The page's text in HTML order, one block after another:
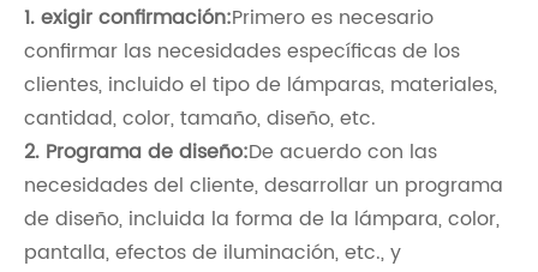
1. exigir confirmación:Primero es necesario
confirmar las necesidades específicas de los
clientes, incluido el tipo de lámparas, materiales,
cantidad, color, tamaño, diseño, etc.
2. Programa de diseño:De acuerdo con las
necesidades del cliente, desarrollar un programa
de diseño, incluida la forma de la lámpara, color,
pantalla, efectos de iluminación, etc., y